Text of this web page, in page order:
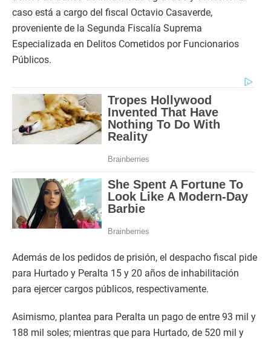
caso está a cargo del fiscal Octavio Casaverde,
proveniente de la Segunda Fiscalía Suprema
Especializada en Delitos Cometidos por Funcionarios
Públicos.
Además de los pedidos de prisión, el despacho fiscal pide
para Hurtado y Peralta 15 y 20 años de inhabilitación
para ejercer cargos públicos, respectivamente.
Asimismo, plantea para Peralta un pago de entre 93 mil y
188 mil soles; mientras que para Hurtado, de 520 mil y